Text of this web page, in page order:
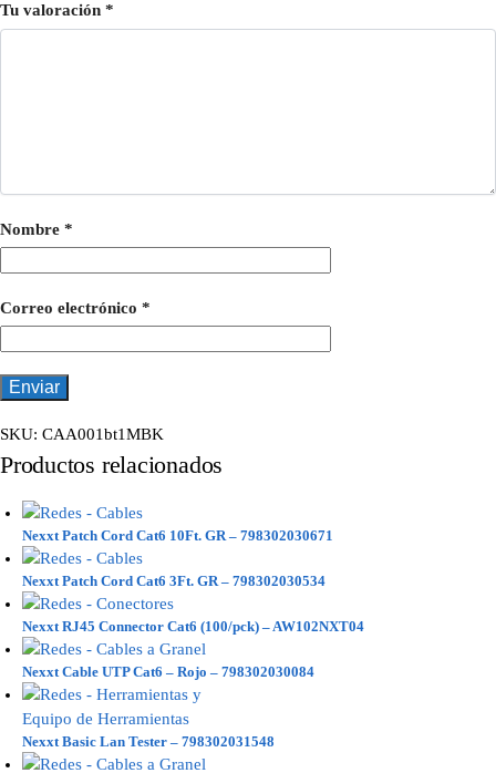
Tu valoración *
Nombre *
Correo electrónico *
SKU: CAA001bt1MBK
Productos relacionados
Nexxt Patch Cord Cat6 10Ft. GR – 798302030671
Nexxt Patch Cord Cat6 3Ft. GR – 798302030534
Nexxt RJ45 Connector Cat6 (100/pck) – AW102NXT04
Nexxt Cable UTP Cat6 – Rojo – 798302030084
Nexxt Basic Lan Tester – 798302031548